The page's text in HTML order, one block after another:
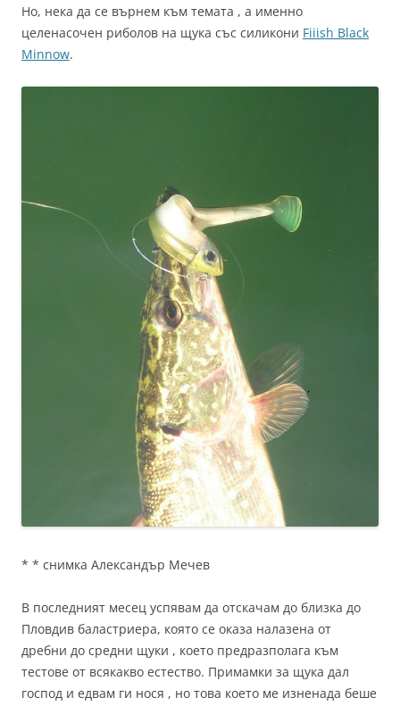
Но, нека да се върнем към темата , а именно
целенасочен риболов на щука със силикони Fiiish Black
Minnow.
* * снимка Александър Мечев
В последният месец успявам да отскачам до близка до
Пловдив баластриера, която се оказа налазена от
дребни до средни щуки , което предразполага към
тестове от всякакво естество. Примамки за щука дал
господ и едвам ги нося , но това което ме изненада беше